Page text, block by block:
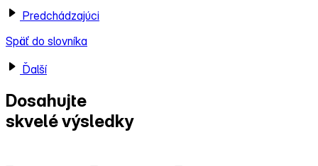
Predchádzajúci
Späť do slovníka
Ďalší
Dosahujte
skvelé výsledky